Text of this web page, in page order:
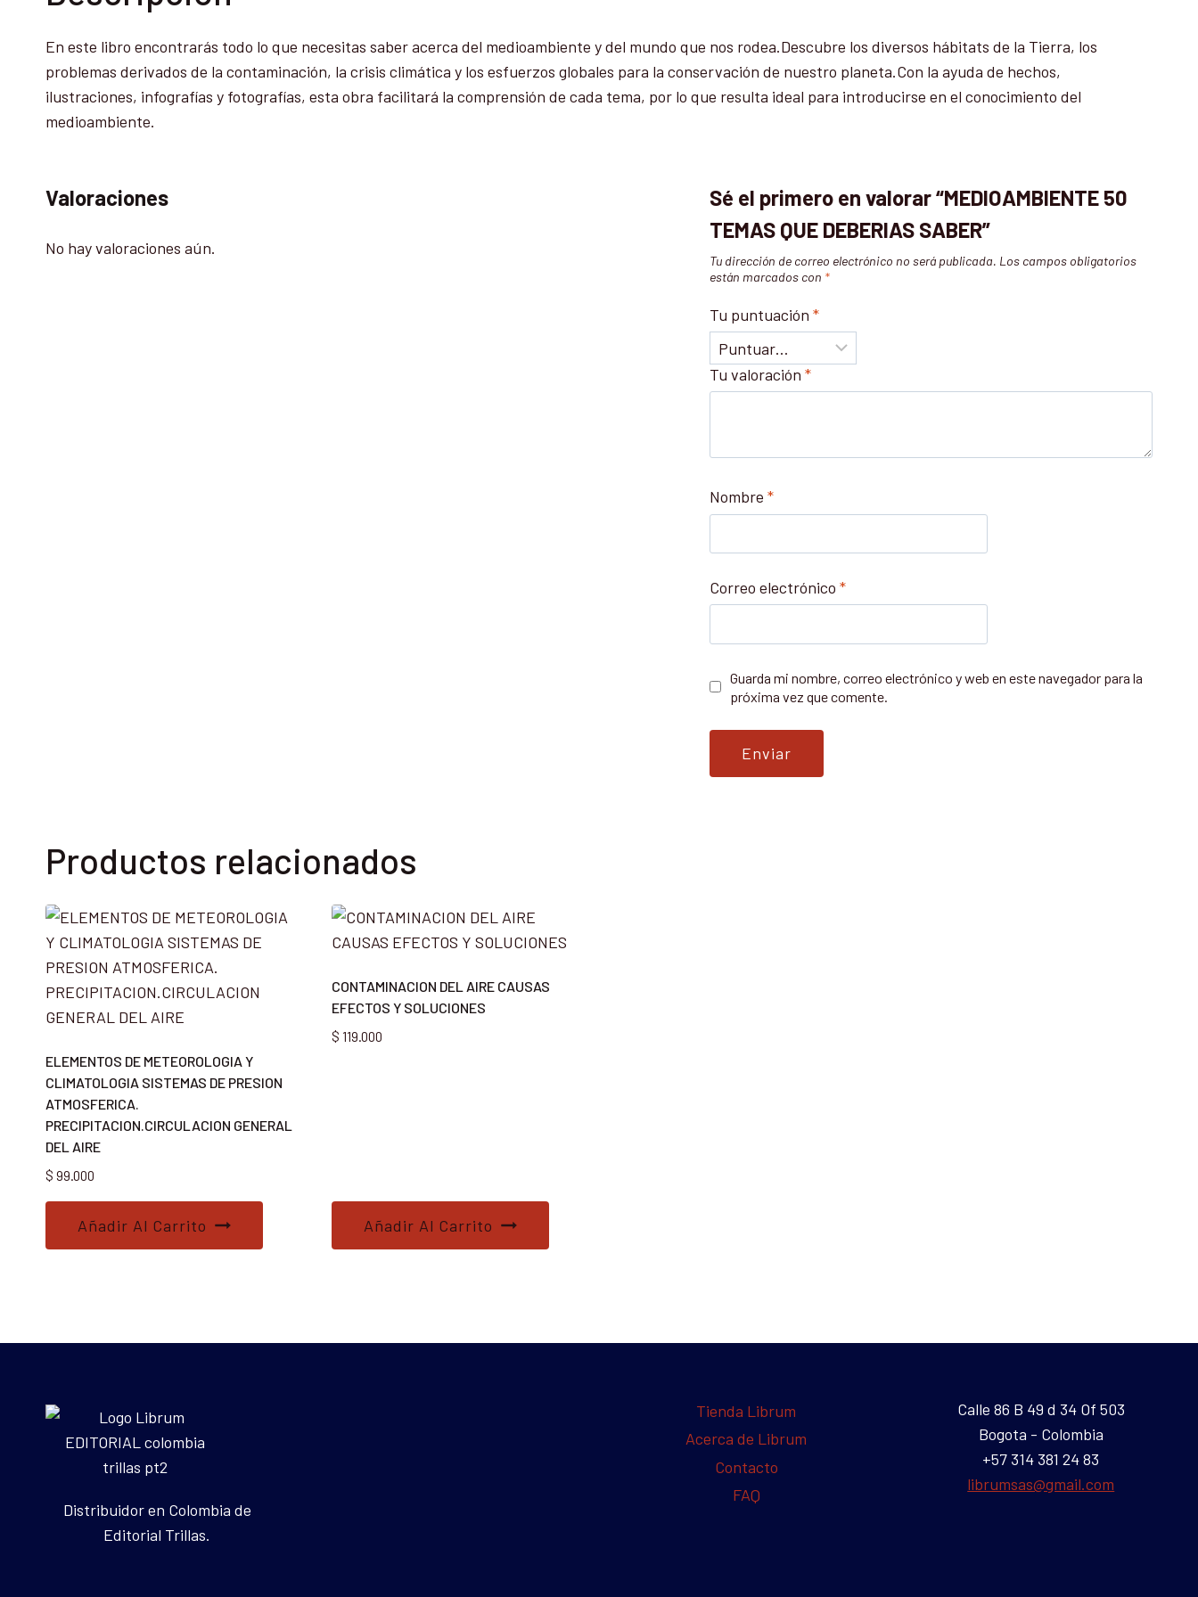
En este libro encontrarás todo lo que necesitas saber acerca del medioambiente y del mundo que nos rodea.Descubre los diversos hábitats de la Tierra, los
problemas derivados de la contaminación, la crisis climática y los esfuerzos globales para la conservación de nuestro planeta.Con la ayuda de hechos,
ilustraciones, infografías y fotografías, esta obra facilitará la comprensión de cada tema, por lo que resulta ideal para introducirse en el conocimiento del
medioambiente.
Valoraciones
No hay valoraciones aún.
Sé el primero en valorar “MEDIOAMBIENTE 50
TEMAS QUE DEBERIAS SABER”
Tu dirección de correo electrónico no será publicada. Los campos obligatorios
están marcados con *
Tu puntuación*
Tu valoración*
Nombre*
Correo electrónico*
Guarda mi nombre, correo electrónico y web en este navegador para la
próxima vez que comente.
Productos relacionados
ELEMENTOS DE METEOROLOGIA Y
CLIMATOLOGIA SISTEMAS DE PRESION
ATMOSFERICA.
PRECIPITACION.CIRCULACION GENERAL
DEL AIRE
$ 99.000
Añadir Al Carrito
CONTAMINACION DEL AIRE CAUSAS
EFECTOS Y SOLUCIONES
$ 119.000
Añadir Al Carrito
Distribuidor en Colombia de
Editorial Trillas.
Tienda Librum
Acerca de Librum
Contacto
FAQ
Calle 86 B 49 d 34 Of 503
Bogota - Colombia
+57 314 381 24 83
librumsas@gmail.com